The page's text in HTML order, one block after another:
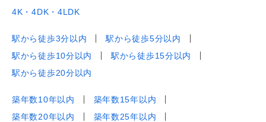
4K・4DK・4LDK
駅から徒歩3分以内
駅から徒歩5分以内
駅から徒歩10分以内
駅から徒歩15分以内
駅から徒歩20分以内
築年数10年以内
築年数15年以内
築年数20年以内
築年数25年以内